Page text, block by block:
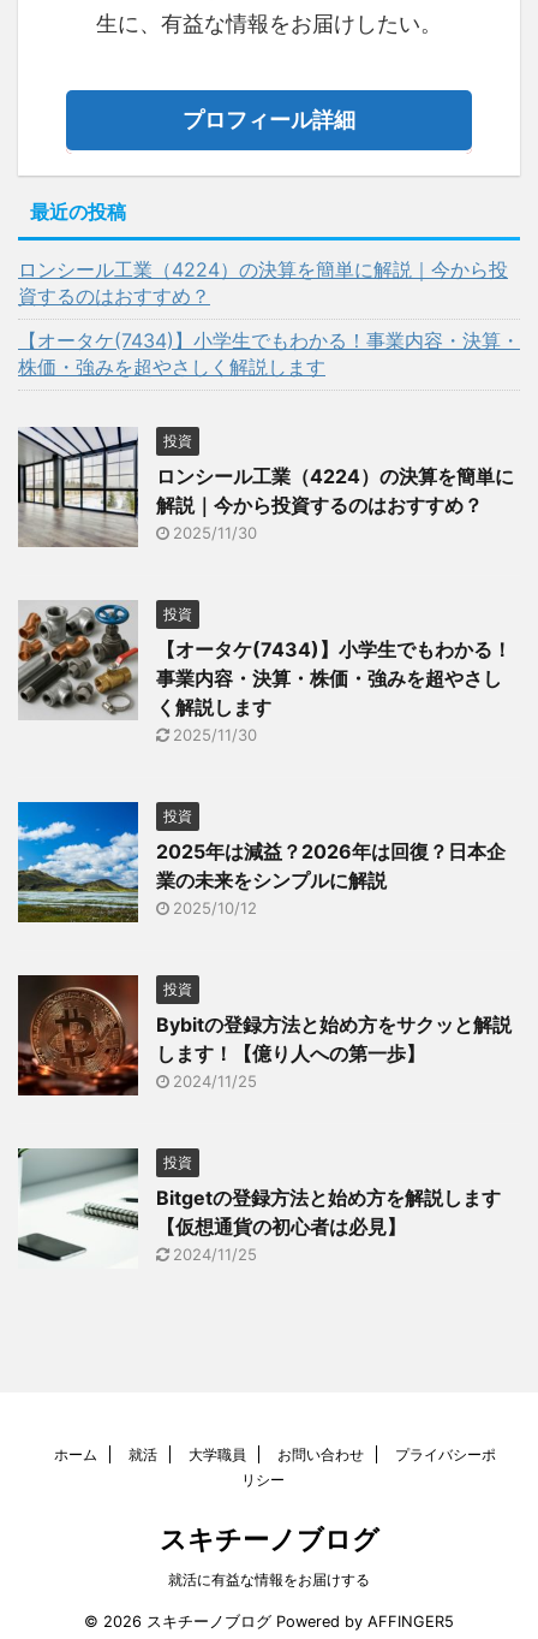
生に、有益な情報をお届けしたい。
プロフィール詳細
最近の投稿
ロンシール工業（4224）の決算を簡単に解説｜今から投
資するのはおすすめ？
【オータケ(7434)】小学生でもわかる！事業内容・決算・
株価・強みを超やさしく解説します
投資
ロンシール工業（4224）の決算を簡単に
解説｜今から投資するのはおすすめ？
2025/11/30
投資
【オータケ(7434)】小学生でもわかる！
事業内容・決算・株価・強みを超やさし
く解説します
2025/11/30
投資
2025年は減益？2026年は回復？日本企
業の未来をシンプルに解説
2025/10/12
投資
Bybitの登録方法と始め方をサクッと解説
します！【億り人への第一歩】
2024/11/25
投資
Bitgetの登録方法と始め方を解説します
【仮想通貨の初心者は必見】
2024/11/25
ホーム 就活 大学職員 お問い合わせ
プライバシーポ
リシー
スキチーノブログ
就活に有益な情報をお届けする
© 2026 スキチーノブログ Powered by AFFINGER5